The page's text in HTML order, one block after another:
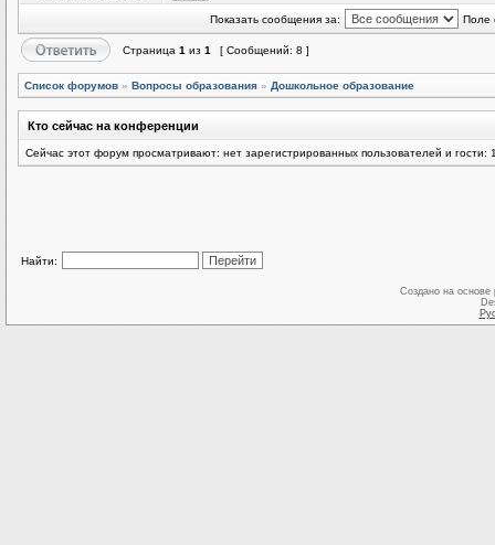
Показать сообщения за: Поле
Страница 1 из 1 [ Сообщений: 8 ]
Список форумов » Вопросы образования » Дошкольное образование
Кто сейчас на конференции
Сейчас этот форум просматривают: нет зарегистрированных пользователей и гости:
Найти:
Создано на основе